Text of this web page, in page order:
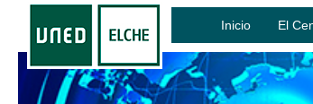
Inicio El